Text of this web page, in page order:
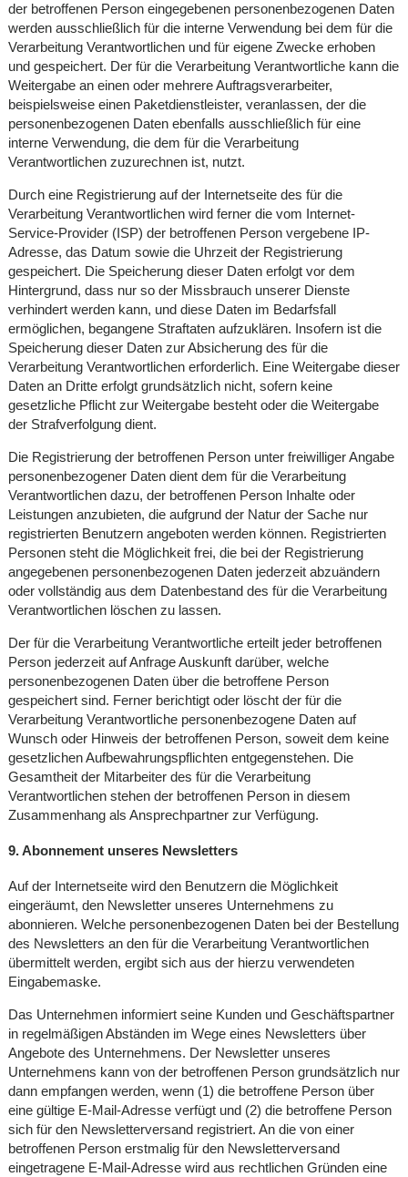
der betroffenen Person eingegebenen personenbezogenen Daten
werden ausschließlich für die interne Verwendung bei dem für die
Verarbeitung Verantwortlichen und für eigene Zwecke erhoben
und gespeichert. Der für die Verarbeitung Verantwortliche kann die
Weitergabe an einen oder mehrere Auftragsverarbeiter,
beispielsweise einen Paketdienstleister, veranlassen, der die
personenbezogenen Daten ebenfalls ausschließlich für eine
interne Verwendung, die dem für die Verarbeitung
Verantwortlichen zuzurechnen ist, nutzt.
Durch eine Registrierung auf der Internetseite des für die
Verarbeitung Verantwortlichen wird ferner die vom Internet-
Service-Provider (ISP) der betroffenen Person vergebene IP-
Adresse, das Datum sowie die Uhrzeit der Registrierung
gespeichert. Die Speicherung dieser Daten erfolgt vor dem
Hintergrund, dass nur so der Missbrauch unserer Dienste
verhindert werden kann, und diese Daten im Bedarfsfall
ermöglichen, begangene Straftaten aufzuklären. Insofern ist die
Speicherung dieser Daten zur Absicherung des für die
Verarbeitung Verantwortlichen erforderlich. Eine Weitergabe dieser
Daten an Dritte erfolgt grundsätzlich nicht, sofern keine
gesetzliche Pflicht zur Weitergabe besteht oder die Weitergabe
der Strafverfolgung dient.
Die Registrierung der betroffenen Person unter freiwilliger Angabe
personenbezogener Daten dient dem für die Verarbeitung
Verantwortlichen dazu, der betroffenen Person Inhalte oder
Leistungen anzubieten, die aufgrund der Natur der Sache nur
registrierten Benutzern angeboten werden können. Registrierten
Personen steht die Möglichkeit frei, die bei der Registrierung
angegebenen personenbezogenen Daten jederzeit abzuändern
oder vollständig aus dem Datenbestand des für die Verarbeitung
Verantwortlichen löschen zu lassen.
Der für die Verarbeitung Verantwortliche erteilt jeder betroffenen
Person jederzeit auf Anfrage Auskunft darüber, welche
personenbezogenen Daten über die betroffene Person
gespeichert sind. Ferner berichtigt oder löscht der für die
Verarbeitung Verantwortliche personenbezogene Daten auf
Wunsch oder Hinweis der betroffenen Person, soweit dem keine
gesetzlichen Aufbewahrungspflichten entgegenstehen. Die
Gesamtheit der Mitarbeiter des für die Verarbeitung
Verantwortlichen stehen der betroffenen Person in diesem
Zusammenhang als Ansprechpartner zur Verfügung.
9. Abonnement unseres Newsletters
Auf der Internetseite wird den Benutzern die Möglichkeit
eingeräumt, den Newsletter unseres Unternehmens zu
abonnieren. Welche personenbezogenen Daten bei der Bestellung
des Newsletters an den für die Verarbeitung Verantwortlichen
übermittelt werden, ergibt sich aus der hierzu verwendeten
Eingabemaske.
Das Unternehmen informiert seine Kunden und Geschäftspartner
in regelmäßigen Abständen im Wege eines Newsletters über
Angebote des Unternehmens. Der Newsletter unseres
Unternehmens kann von der betroffenen Person grundsätzlich nur
dann empfangen werden, wenn (1) die betroffene Person über
eine gültige E-Mail-Adresse verfügt und (2) die betroffene Person
sich für den Newsletterversand registriert. An die von einer
betroffenen Person erstmalig für den Newsletterversand
eingetragene E-Mail-Adresse wird aus rechtlichen Gründen eine